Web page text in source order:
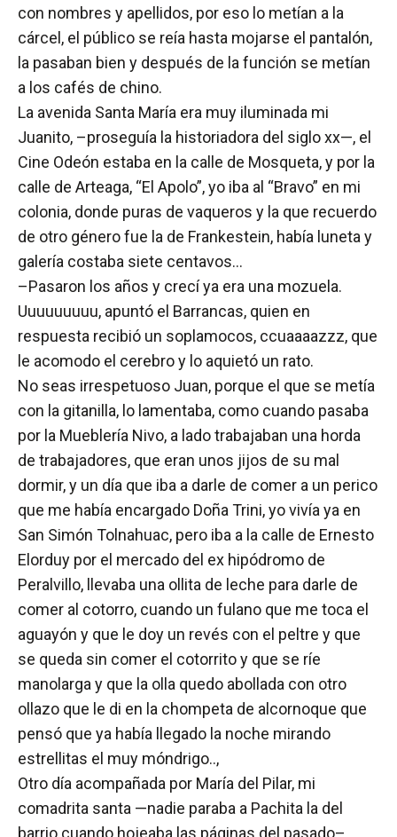
con nombres y apellidos, por eso lo metían a la
cárcel, el público se reía hasta mojarse el pantalón,
la pasaban bien y después de la función se metían
a los cafés de chino.
La avenida Santa María era muy iluminada mi
Juanito, –proseguía la historiadora del siglo xx—, el
Cine Odeón estaba en la calle de Mosqueta, y por la
calle de Arteaga, “El Apolo”, yo iba al “Bravo” en mi
colonia, donde puras de vaqueros y la que recuerdo
de otro género fue la de Frankestein, había luneta y
galería costaba siete centavos…
–Pasaron los años y crecí ya era una mozuela.
Uuuuuuuuu, apuntó el Barrancas, quien en
respuesta recibió un soplamocos, ccuaaaazzz, que
le acomodo el cerebro y lo aquietó un rato.
No seas irrespetuoso Juan, porque el que se metía
con la gitanilla, lo lamentaba, como cuando pasaba
por la Mueblería Nivo, a lado trabajaban una horda
de trabajadores, que eran unos jijos de su mal
dormir, y un día que iba a darle de comer a un perico
que me había encargado Doña Trini, yo vivía ya en
San Simón Tolnahuac, pero iba a la calle de Ernesto
Elorduy por el mercado del ex hipódromo de
Peralvillo, llevaba una ollita de leche para darle de
comer al cotorro, cuando un fulano que me toca el
aguayón y que le doy un revés con el peltre y que
se queda sin comer el cotorrito y que se ríe
manolarga y que la olla quedo abollada con otro
ollazo que le di en la chompeta de alcornoque que
pensó que ya había llegado la noche mirando
estrellitas el muy móndrigo..,
Otro día acompañada por María del Pilar, mi
comadrita santa —nadie paraba a Pachita la del